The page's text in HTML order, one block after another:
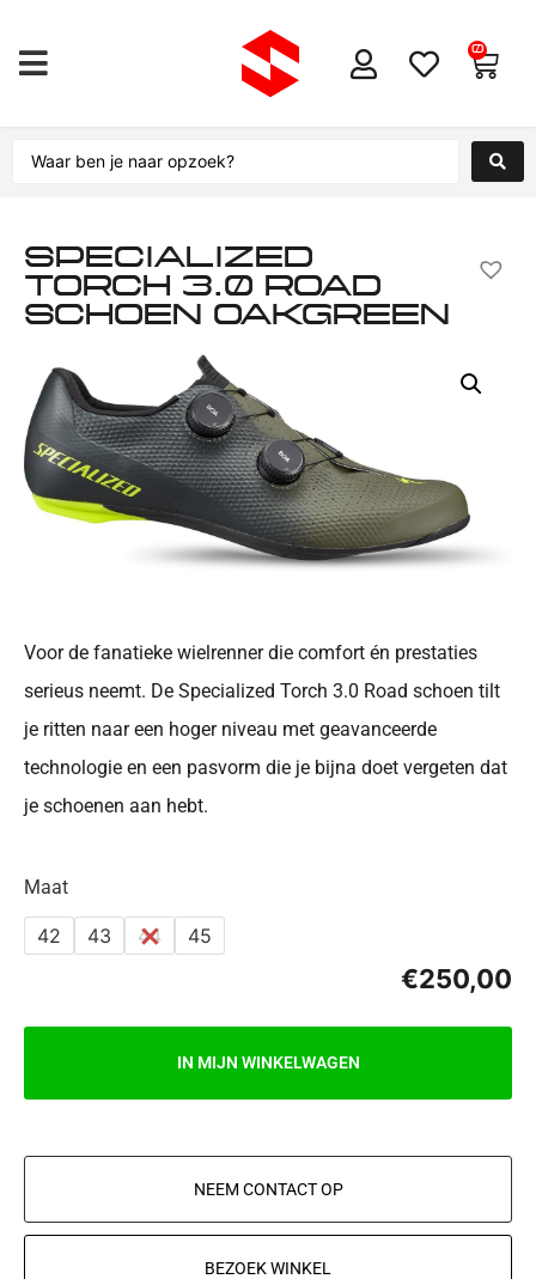
0
SPECIALIZED
TORCH 3.0 ROAD
SCHOEN OAKGREEN
Voor de fanatieke wielrenner die comfort én prestaties
serieus neemt. De Specialized Torch 3.0 Road schoen tilt
je ritten naar een hoger niveau met geavanceerde
technologie en een pasvorm die je bijna doet vergeten dat
je schoenen aan hebt.
Maat
42 43 44 45
€250,00
IN MIJN WINKELWAGEN
NEEM CONTACT OP
BEZOEK WINKEL